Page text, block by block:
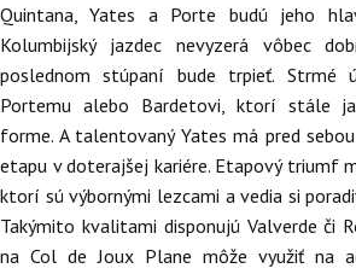
Quintana, Yates a Porte budú jeho
Kolumbijský jazdec nevyzerá vôbec
poslednom stúpaní bude trpieť. Strmé
Portemu alebo Bardetovi, ktorí stále
forme. A talentovaný Yates má pred
etapu v doterajšej kariére. Etapový triumf
ktorí sú výbornými lezcami a vedia si
Takýmito kvalitami disponujú Valverde či
na Col de Joux Plane môže využiť na